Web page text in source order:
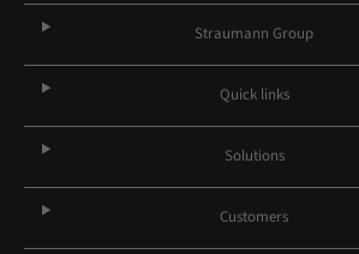
Straumann Group
Quick links
Solutions
Customers